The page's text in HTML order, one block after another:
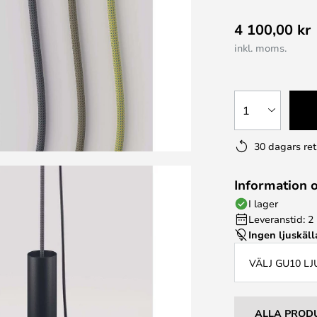
4 100,00 kr
inkl. moms.
1
30 dagars
Information
I lager
Leveranstid:
Ingen
VÄLJ GU10
ALLA